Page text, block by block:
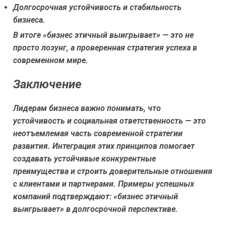
Долгосрочная устойчивость и стабильность
бизнеса.
В итоге «бизнес этичный выигрывает» — это не
просто лозунг, а проверенная стратегия успеха в
современном мире.
Заключение
Лидерам бизнеса важно понимать, что
устойчивость и социальная ответственность — это
неотъемлемая часть современной стратегии
развития. Интеграция этих принципов помогает
создавать устойчивые конкурентные
преимущества и строить доверительные отношения
с клиентами и партнерами. Примеры успешных
компаний подтверждают: «бизнес этичный
выигрывает» в долгосрочной перспективе.